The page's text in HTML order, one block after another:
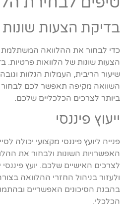
בדיקת הצעות שונות
כדי לבחור את ההלוואה המשתלמת
הצעות שונות של הלוואות פרטיות.
שיעור הריבית, העמלות הנלוות
השוואה מקיפה תאפשר לכם
ביותר לצרכים הכלכליים שלכם.
ייעוץ פיננסי
פנייה ליועץ פיננסי מקצועי יכולה
האפשרויות השונות ולבחור את
לצרכים האישיים שלכם. יועץ
ולעזור בניהול החזרי ההלוואה
בהבנת הסיכונים האפשריים
הכלכלי.